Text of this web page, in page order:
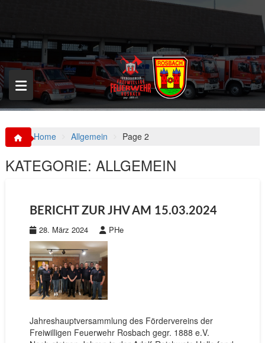
p
o
c
o
n
t
Home Allgemein Page 2
KATEGORIE: ALLGEMEIN
BERICHT ZUR JHV AM 15.03.2024
28. März 2024 PHe
Jahreshauptversammlung des Fördervereins der
Freiwilligen Feuerwehr Rosbach gegr. 1888 e.V.